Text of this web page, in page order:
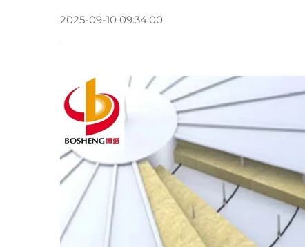
2025-09-10 09:34:00